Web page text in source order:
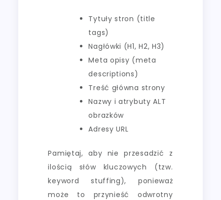
Tytuły stron (title
tags)
Nagłówki (H1, H2, H3)
Meta opisy (meta
descriptions)
Treść główna strony
Nazwy i atrybuty ALT
obrazków
Adresy URL
Pamiętaj, aby nie przesadzić z
ilością słów kluczowych (tzw.
keyword stuffing), ponieważ
może to przynieść odwrotny